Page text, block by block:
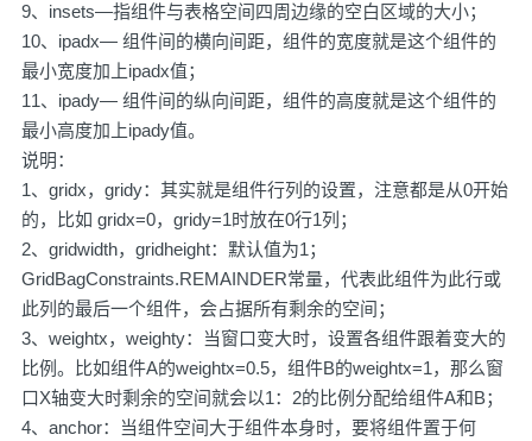
9、insets—指组件与表格空间四周边缘的空白区域的大小；
10、ipadx— 组件间的横向间距，组件的宽度就是这个组件的
最小宽度加上ipadx值；
11、ipady— 组件间的纵向间距，组件的高度就是这个组件的
最小高度加上ipady值。
说明：
1、gridx，gridy：其实就是组件行列的设置，注意都是从0开始
的，比如 gridx=0，gridy=1时放在0行1列；
2、gridwidth，gridheight：默认值为1；
GridBagConstraints.REMAINDER常量，代表此组件为此行或
此列的最后一个组件，会占据所有剩余的空间；
3、weightx，weighty：当窗口变大时，设置各组件跟着变大的
比例。比如组件A的weightx=0.5，组件B的weightx=1，那么窗
口X轴变大时剩余的空间就会以1：2的比例分配给组件A和B；
4、anchor：当组件空间大于组件本身时，要将组件置于何